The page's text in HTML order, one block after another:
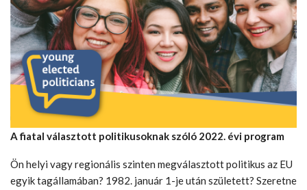
A fiatal választott politikusoknak szóló 2022. évi program
Ön helyi vagy regionális szinten megválasztott politikus az EU
egyik tagállamában? 1982. január 1-je után született? Szeretne